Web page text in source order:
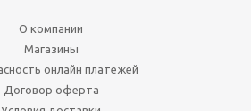
О компании
Магазины
онлайн платежей
Договор оферта